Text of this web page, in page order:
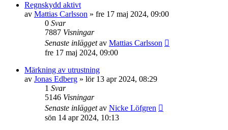
Regnskydd aktivt
av Mattias Carlsson » fre 17 maj 2024, 09:00
0 Svar
7887 Visningar
Senaste inläggetav Mattias Carlsson
fre 17 maj 2024, 09:00
Märkning av utrustning
av Jonas Edberg » lör 13 apr 2024, 08:29
1 Svar
5146 Visningar
Senaste inläggetav Nicke Löfgren
sön 14 apr 2024, 10:13